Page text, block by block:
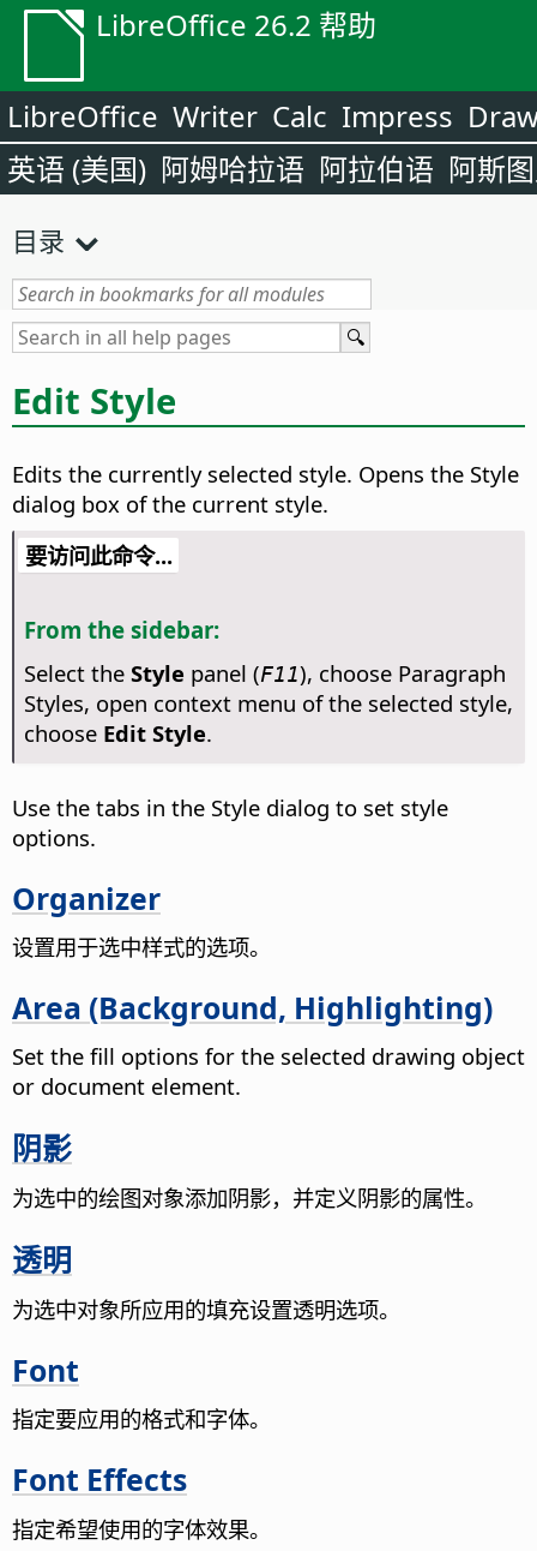
LibreOffice 26.2 帮助
LibreOffice Writer Calc Impress
英语 (美国) 阿姆哈拉语 阿拉伯语 阿斯
目录
Edit Style
Edits the currently selected style. Opens the Style
dialog box of the current style.
要访问此命令...
From the sidebar:
Select the Style panel (F11), choose Paragraph
Styles, open context menu of the selected style,
choose Edit Style.
Use the tabs in the Style dialog to set style
options.
Organizer
设置用于选中样式的选项。
Area (Background, Highlighting)
Set the fill options for the selected drawing object
or document element.
阴影
为选中的绘图对象添加阴影，并定义阴影的属性。
透明
为选中对象所应用的填充设置透明选项。
Font
指定要应用的格式和字体。
Font Effects
指定希望使用的字体效果。